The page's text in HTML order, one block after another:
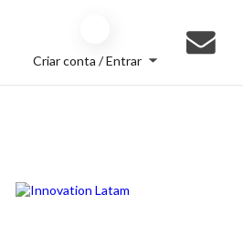
Criar conta / Entrar